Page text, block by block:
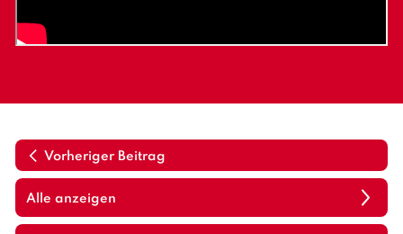
Vorheriger Beitrag
Alle anzeigen